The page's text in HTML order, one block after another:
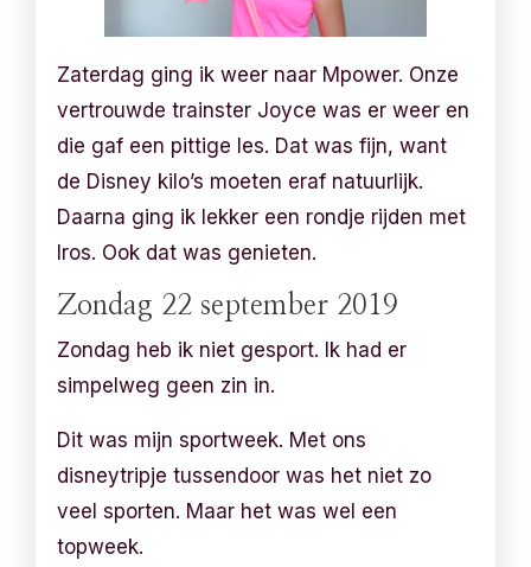
Zaterdag ging ik weer naar Mpower. Onze
vertrouwde trainster Joyce was er weer en
die gaf een pittige les. Dat was fijn, want
de Disney kilo’s moeten eraf natuurlijk.
Daarna ging ik lekker een rondje rijden met
Iros. Ook dat was genieten.
Zondag 22 september 2019
Zondag heb ik niet gesport. Ik had er
simpelweg geen zin in.
Dit was mijn sportweek. Met ons
disneytripje tussendoor was het niet zo
veel sporten. Maar het was wel een
topweek.